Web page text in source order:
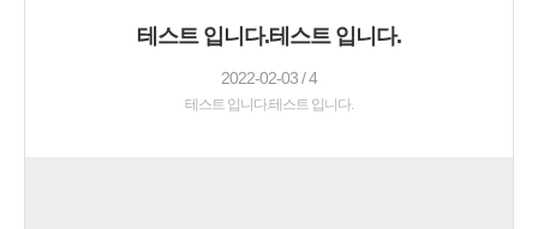
테스트 입니다.테스트 입니다.
2022-02-03 / 4
테스트 입니다.테스트 입니다.